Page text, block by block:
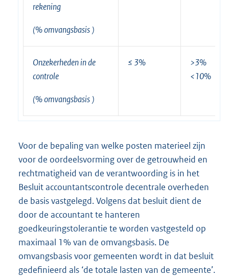
rekening
(%omvangsbasis )
Onzekerheden in de
controle
(%omvangsbasis )
≤ 3%
>3%
<10%
Voor de bepaling van welke posten materieel zijn
voor de oordeelsvorming over de getrouwheid en
rechtmatigheid van de verantwoording is in het
Besluit accountantscontrole decentrale overheden
de basis vastgelegd. Volgens dat besluit dient de
door de accountant te hanteren
goedkeuringstolerantie te worden vastgesteld op
maximaal 1% van de omvangsbasis. De
omvangsbasis voor gemeenten wordt in dat besluit
gedefinieerd als ‘de totale lasten van de gemeente’.